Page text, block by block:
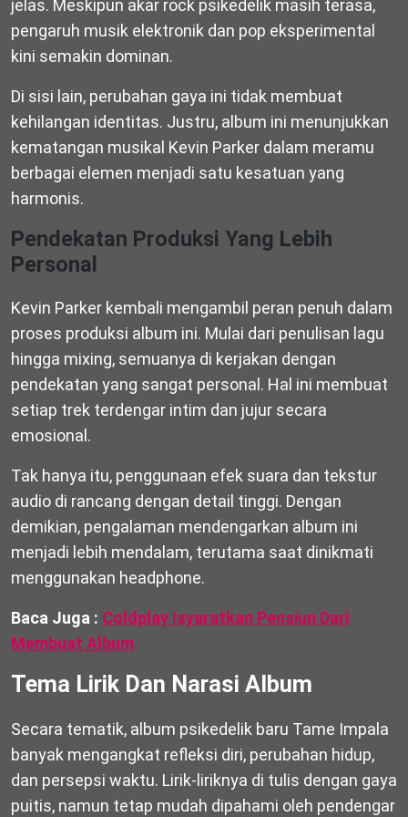
jelas. Meskipun akar rock psikedelik masih terasa,
pengaruh musik elektronik dan pop eksperimental
kini semakin dominan.
Di sisi lain, perubahan gaya ini tidak membuat
kehilangan identitas. Justru, album ini menunjukkan
kematangan musikal Kevin Parker dalam meramu
berbagai elemen menjadi satu kesatuan yang
harmonis.
Pendekatan Produksi Yang Lebih
Personal
Kevin Parker kembali mengambil peran penuh dalam
proses produksi album ini. Mulai dari penulisan lagu
hingga mixing, semuanya di kerjakan dengan
pendekatan yang sangat personal. Hal ini membuat
setiap trek terdengar intim dan jujur secara
emosional.
Tak hanya itu, penggunaan efek suara dan tekstur
audio di rancang dengan detail tinggi. Dengan
demikian, pengalaman mendengarkan album ini
menjadi lebih mendalam, terutama saat dinikmati
menggunakan headphone.
Baca Juga : Coldplay Isyaratkan Pensiun Dari
Membuat Album
Tema Lirik Dan Narasi Album
Secara tematik, album psikedelik baru Tame Impala
banyak mengangkat refleksi diri, perubahan hidup,
dan persepsi waktu. Lirik-liriknya di tulis dengan gaya
puitis, namun tetap mudah dipahami oleh pendengar